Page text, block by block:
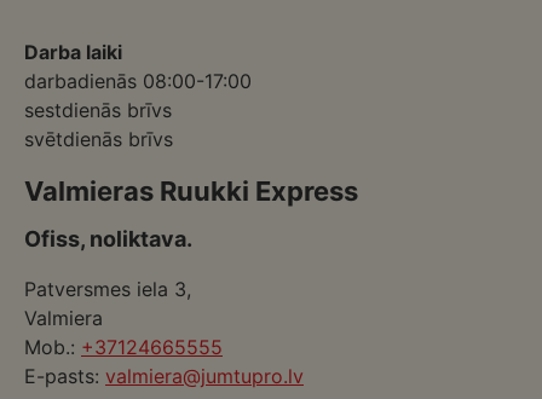
Darba laiki
darbadienās 08:00-17:00
sestdienās brīvs
svētdienās brīvs
Valmieras Ruukki Express
Ofiss, noliktava.
Patversmes iela 3,
Valmiera
Mob.: +37124665555
E-pasts: valmiera@jumtupro.lv